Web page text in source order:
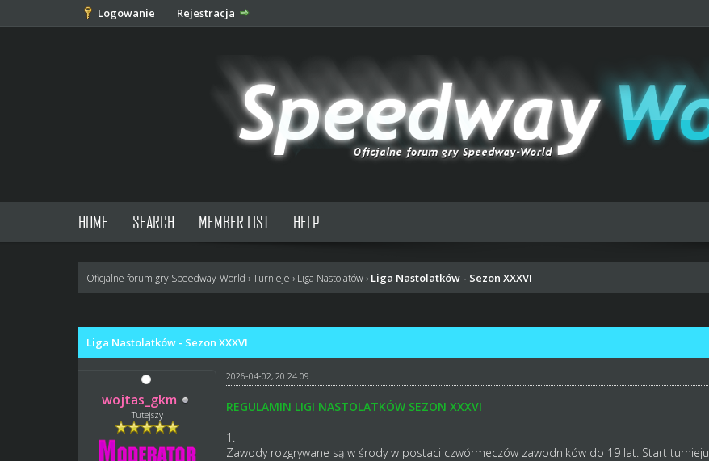
Logowanie Rejestracja
HOME SEARCH MEMBER LIST HELP
Oficjalne forum gry Speedway-World ›Turnieje › Liga Nastolatów › Liga Nastolatków - Sezon XXXVI
Liga Nastolatków - Sezon XXXVI
wojtas_gkm
Tutejszy
2026-04-02, 20:24:09
REGULAMIN LIGI NASTOLATKÓW SEZON XXXVI
1.
Zawody rozgrywane są w środy w postaci czwórmeczów zawodników do 19 lat. Start turnieju